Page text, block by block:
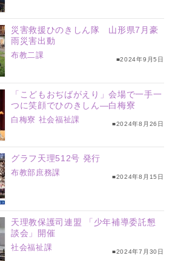
災害救援ひのきしん隊 山形県7月豪
雨災害出動
布教二課
■2024年9月5日
「こどもおぢばがえり」会場で一手一
つに笑顔でひのきしん―白梅寮
白梅寮 社会福祉課 ■2024年8月26日
グラフ天理512号 発行
布教部庶務課
■2024年8月15日
天理教保護司連盟 「少年補導委託懇
談会」開催
社会福祉課
■2024年7月30日